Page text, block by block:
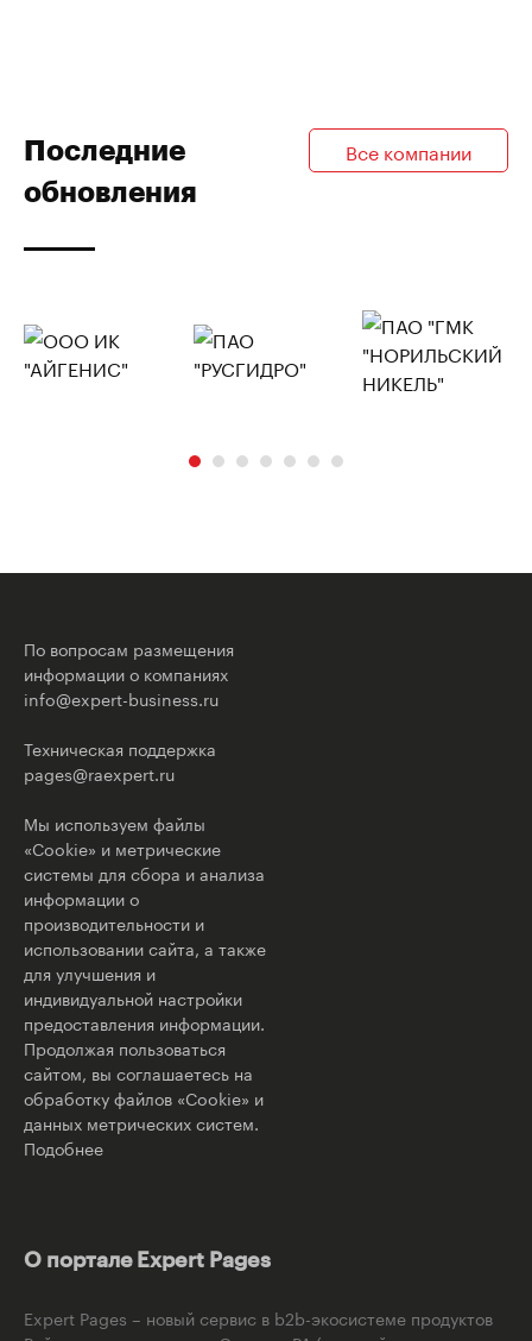
Последние
обновления
Все компании
По вопросам размещения
информации о компаниях
info@expert-business.ru
Техническая поддержка
pages@raexpert.ru
Мы используем файлы
«Cookie» и метрические
системы для сбора и анализа
информации о
производительности и
использовании сайта, а также
для улучшения и
индивидуальной настройки
предоставления информации.
Продолжая пользоваться
сайтом, вы соглашаетесь на
обработку файлов «Cookie» и
данных метрических систем.
Подобнее
О портале Expert Pages
Expert Pages – новый сервис в b2b-экосистеме продуктов